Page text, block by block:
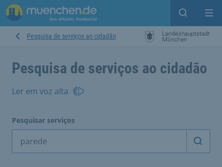
Open
Pesquisa de serviços ao cidadão
Pesquisa de serviços ao cidadão
Ler em voz alta
Pesquisar serviços